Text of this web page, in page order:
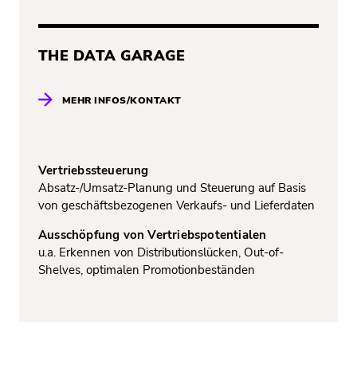
THE DATA GARAGE
MEHR INFOS/KONTAKT
Vertriebssteuerung
Absatz-/Umsatz-Planung und Steuerung auf Basis
von geschäftsbezogenen Verkaufs- und Lieferdaten
Ausschöpfung von Vertriebspotentialen
u.a. Erkennen von Distributionslücken, Out-of-
Shelves, optimalen Promotionbeständen